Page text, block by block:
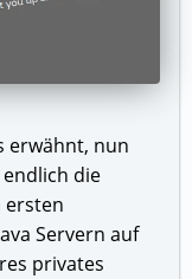
erwähnt, nun
die
ersten
Servern auf
privates